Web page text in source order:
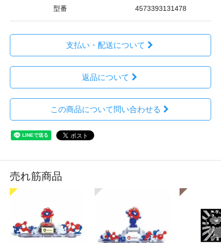
型番 4573393131478
支払い・配送について
返品について
この商品について問い合わせる
売れ筋商品